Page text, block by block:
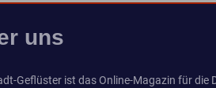
uns
Geflüster ist das Online-Magazin für